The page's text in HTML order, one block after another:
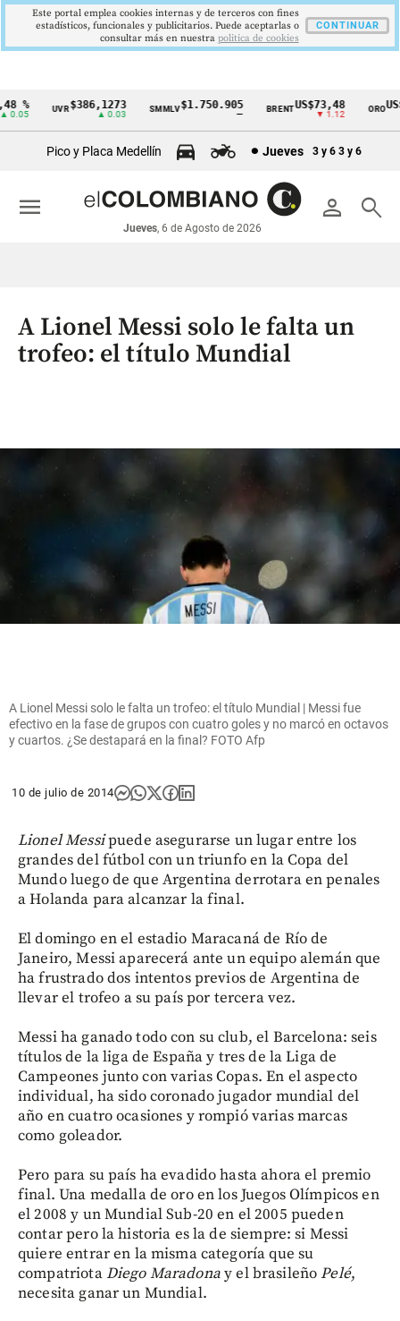
Cintillo
económicos
Colombia
% UVR$386,1273
▲ 0.03
SMMLV$1.750.905 BRENTUS$73,48
▼ 1.12
ORO
Pico y Placa Medellín Jueves 3 y 6 3 y 6
person search
Jueves, 6 de Agosto de 2026
menu
A Lionel Messi solo le falta un
trofeo: el título Mundial
A Lionel Messi solo le falta un trofeo: el título Mundial | Messi fue
efectivo en la fase de grupos con cuatro goles y no marcó en octavos
y cuartos. ¿Se destapará en la final? FOTO Afp
10 de julio de 2014
Lionel Messipuede asegurarse un lugar entre los
grandes del fútbol con un triunfo en la Copa del
Mundo luego de que Argentina derrotara en penales
a Holanda para alcanzar la final.
El domingo en el estadio Maracaná de Río de
Janeiro, Messi aparecerá ante un equipo alemán que
ha frustrado dos intentos previos de Argentina de
llevar el trofeo a su país por tercera vez.
Messi ha ganado todo con su club, el Barcelona: seis
títulos de la liga de España y tres de la Liga de
Campeones junto con varias Copas. En el aspecto
individual, ha sido coronado jugador mundial del
año en cuatro ocasiones y rompió varias marcas
como goleador.
Pero para su país ha evadido hasta ahora el premio
final. Una medalla de oro en los Juegos Olímpicos en
el 2008 y un Mundial Sub-20 en el 2005 pueden
contar pero la historia es la de siempre: si Messi
quiere entrar en la misma categoría que su
compatriotaDiego Maradonay el brasileñoPelé,
necesita ganar un Mundial.
Este portal emplea cookies internas y de terceros con fines
estadísticos, funcionales y publicitarios. Puede aceptarlas o
consultar más en nuestra politica de cookies
CONTINUAR